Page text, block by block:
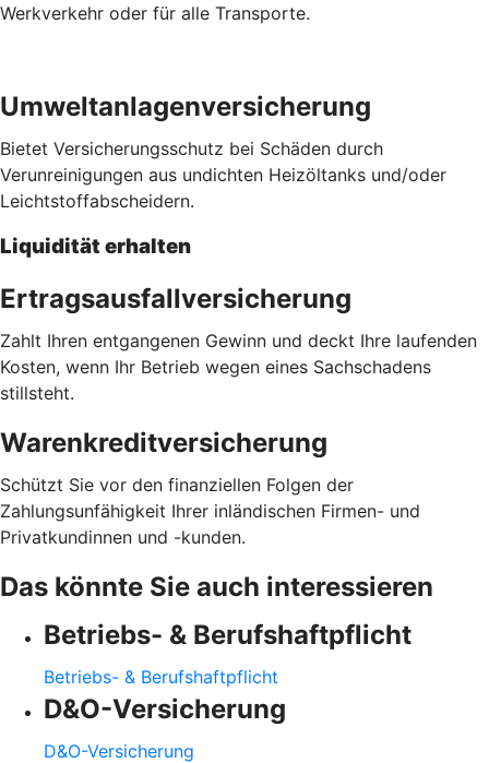
Werkverkehr oder für alle Transporte.
Umweltanlagenversicherung
Bietet Versicherungsschutz bei Schäden durch
Verunreinigungen aus undichten Heizöltanks und/oder
Leichtstoffabscheidern.
Liquidität erhalten
Ertragsausfallversicherung
Zahlt Ihren entgangenen Gewinn und deckt Ihre laufenden
Kosten, wenn Ihr Betrieb wegen eines Sachschadens
stillsteht.
Warenkreditversicherung
Schützt Sie vor den finanziellen Folgen der
Zahlungsunfähigkeit Ihrer inländischen Firmen- und
Privatkundinnen und -kunden.
Das könnte Sie auch interessieren
Betriebs- & Berufshaftpflicht
Betriebs- & Berufshaftpflicht
D&O-Versicherung
D&O-Versicherung